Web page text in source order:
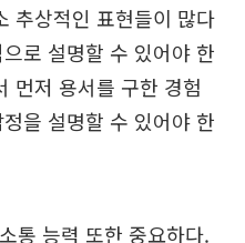
추상적인 표현들이 많다
로 설명할 수 있어야 한
먼저 용서를 구한 경험
을 설명할 수 있어야 한
통 능력 또한 중요하다.